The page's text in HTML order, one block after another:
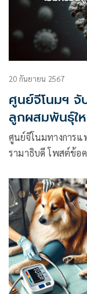
20 กันยายน 2567
ศูนย์จีโนมฯ จั
ลูกผสมพันธุ์ให
ศูนย์จีโนมทางการ
รามาธิบดี โพสต์ข้อค